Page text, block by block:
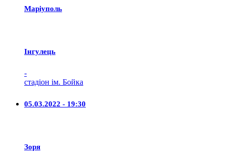
Маріуполь
Iнгулець
-
стадіон ім. Бойка
05.03.2022 - 19:30
Зоря